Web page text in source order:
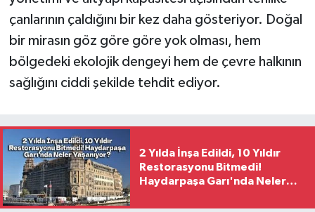
çanlarının çaldığını bir kez daha gösteriyor. Doğal
bir mirasın göz göre göre yok olması, hem
bölgedeki ekolojik dengeyi hem de çevre halkının
sağlığını ciddi şekilde tehdit ediyor.
2 Yılda İnşa Edildi, 10 Yıldır
Restorasyonu Bitmedi!
Haydarpaşa Garı'nda Neler